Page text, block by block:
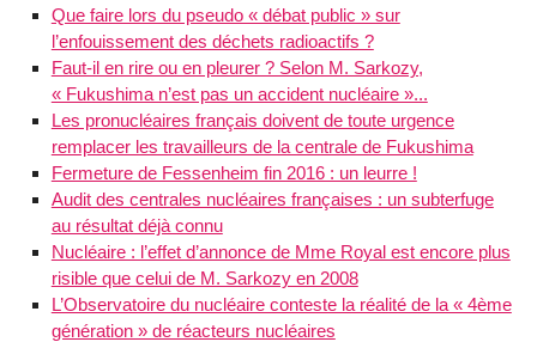
Que faire lors du pseudo « débat public » sur
l’enfouissement des déchets radioactifs ?
Faut-il en rire ou en pleurer ? Selon M. Sarkozy,
« Fukushima n’est pas un accident nucléaire »...
Les pronucléaires français doivent de toute urgence
remplacer les travailleurs de la centrale de Fukushima
Fermeture de Fessenheim fin 2016 : un leurre !
Audit des centrales nucléaires françaises : un subterfuge
au résultat déjà connu
Nucléaire : l’effet d’annonce de Mme Royal est encore plus
risible que celui de M. Sarkozy en 2008
L’Observatoire du nucléaire conteste la réalité de la « 4ème
génération » de réacteurs nucléaires